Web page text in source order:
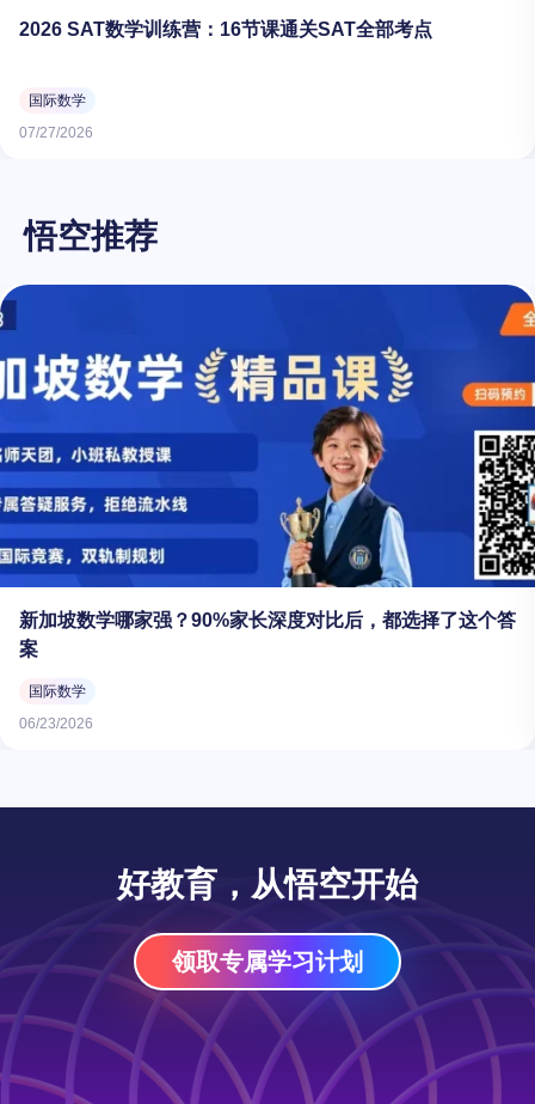
2026 SAT数学训练营：16节课通关SAT全部考点
国际数学
07/27/2026
悟空推荐
新加坡数学哪家强？90%家长深度对比后，都选择了这个答
案
国际数学
06/23/2026
好教育，从悟空开始
领取专属学习计划